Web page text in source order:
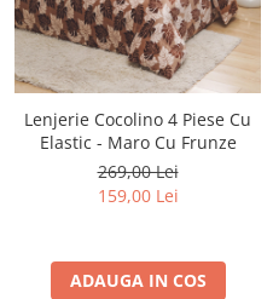
Lenjerie Cocolino 4 Piese Cu
Elastic - Maro Cu Frunze
269,00 Lei
159,00 Lei
ADAUGA IN COS